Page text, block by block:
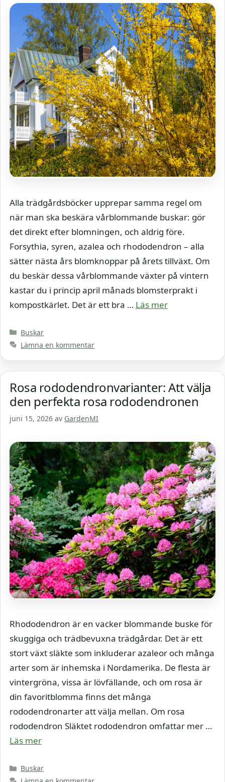
Alla trädgårdsböcker upprepar samma regel om
när man ska beskära vårblommande buskar: gör
det direkt efter blomningen, och aldrig före.
Forsythia, syren, azalea och rhododendron – alla
sätter nästa års blomknoppar på årets tillväxt. Om
du beskär dessa vårblommande växter på vintern
kastar du i princip april månads blomsterprakt i
kompostkärlet. Det är ett bra … Läs mer
Kategorier
Buskar
Lämna en kommentar
Rosa rododendronvarianter: Att välja
den perfekta rosa rododendronen
juni 15, 2026 av GardenMI
Rhododendron är en vacker blommande buske för
skuggiga och trädbevuxna trädgårdar. Det är ett
stort växt släkte som inkluderar azaleor och många
arter som är inhemska i Nordamerika. De flesta är
vintergröna, vissa är lövfällande, och om rosa är
din favoritblomma finns det många
rododendronarter att välja mellan. Om rosa
rododendron Släktet rododendron omfattar mer …
Läs mer
Kategorier
Buskar